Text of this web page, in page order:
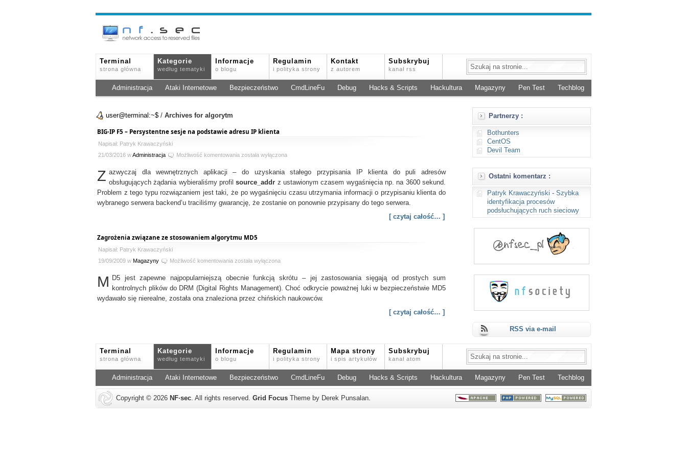
Terminal
strona główna
Kategorie
według tematyki
Informacje
o blogu
Regulamin
i polityka strony
Kontakt
z autorem
Subskrybuj
kanał rss
Administracja Ataki Internetowe Bezpieczeństwo CmdLineFu Debug Hacks & Scripts Hackultura Magazyny Pen Test Techblog
user@terminal:~$ / Archives for algorytm
BIG-IP F5 – Persystentne sesje na podstawie adresu IP klienta
Napisał: Patryk Krawaczyński
21/03/2016 wAdministracja Możliwość komentowania BIG-
F5
–
Persystentne
sesje
na
klienta
została wyłączona
Z azwyczaj dla wewnętrznych aplikacji – do uzyskania stałego przypisania IP klienta do puli adresów
obsługujących żądania wybieraliśmy profilsource_addr z ustawionym czasem wygaśnięcia np. na 3600 sekund.
Problem z tego typu rozwiązaniem jest taki, że po wygaśnięciu czasu utrzymania informacji o przypisaniu klienta do
wybranego serwera backend’u traciliśmy gwarancję, że zostanie on ponownie przypisany do tego serwera.
[ czytaj całość… ]
Zagrożenia związane ze stosowaniem algorytmu MD5
Napisał: Patryk Krawaczyński
19/09/2009 w Magazyny Możliwość komentowania Zagrożenia
ze
stosowaniem
MD5
została wyłączona
M
D5 jest zapewne najpopularniejszą obecnie funkcją skrótu – jej zastosowania sięgają od prostych sum
kontrolnych plików do DRM (Digital Rights Management). Choć odkrycie poważnej luki w bezpieczeństwie MD5
wydawało się nierealne, została ona znaleziona przez chińskich naukowców.
[ czytaj całość… ]
Partnerzy :
Bothunters
CentOS
Devil Team
Ostatni komentarz :
Patryk Krawaczyński - Szybka
identyfikacja procesów
podsłuchujących ruch sieciowy
RSS via e-mail
Terminal
strona główna
Kategorie
według tematyki
Informacje
o blogu
Regulamin
i polityka strony
Mapa strony
i spis artykułów
Subskrybuj
kanał atom
Administracja Ataki Internetowe Bezpieczeństwo CmdLineFu Debug Hacks & Scripts Hackultura Magazyny Pen Test Techblog
Copyright © 2026 NF·sec. All rights reserved. Grid Focus Theme by Derek Punsalan.